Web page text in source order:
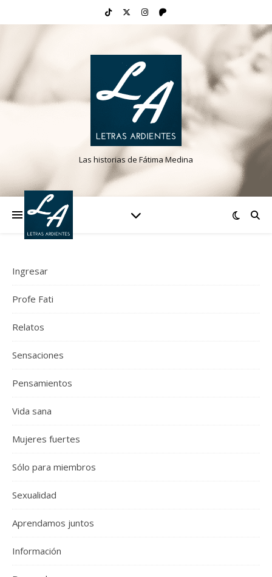
Las historias de Fátima Medina
Ingresar
Profe Fati
Relatos
Sensaciones
Pensamientos
Vida sana
Mujeres fuertes
Sólo para miembros
Sexualidad
Aprendamos juntos
Información